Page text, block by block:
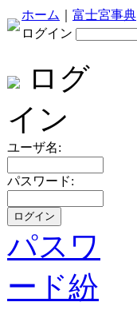
ホーム 富士宮事典
ログイン
ログ
イン
ユーザ名:
パスワード:
パスワ
ード紛